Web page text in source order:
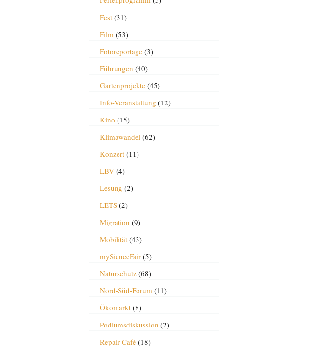
Fest(31)
Film(53)
Fotoreportage(3)
Führungen (40)
Gartenprojekte(45)
Info-Veranstaltung (12)
Kino (15)
Klimawandel(62)
Konzert(11)
LBV(4)
Lesung (2)
LETS(2)
Migration (9)
Mobilität(43)
mySienceFair(5)
Naturschutz(68)
Nord-Süd-Forum(11)
Ökomarkt(8)
Podiumsdiskussion (2)
Repair-Café(18)